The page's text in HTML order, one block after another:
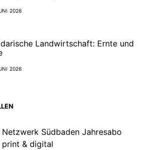
2026
Landwirtschaft: Ernte und
2026
Netzwerk Südbaden Jahresabo
print & digital